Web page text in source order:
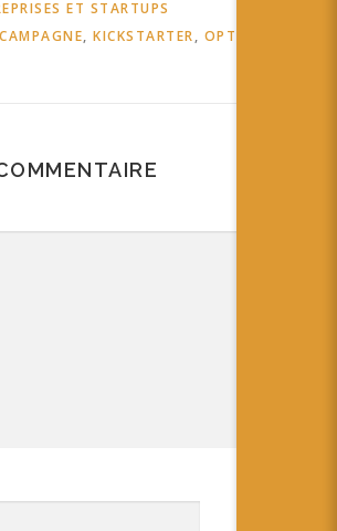
ET STARTUPS
CAMPAGNE, KICKSTARTER, OPTINVENT